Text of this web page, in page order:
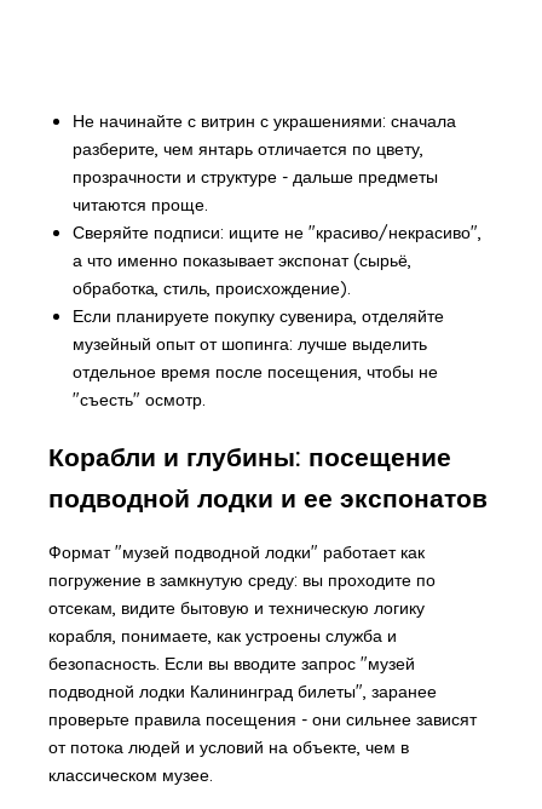
Не начинайте с витрин с украшениями: сначала
разберите, чем янтарь отличается по цвету,
прозрачности и структуре - дальше предметы
читаются проще.
Сверяйте подписи: ищите не "красиво/некрасиво",
а что именно показывает экспонат (сырьё,
обработка, стиль, происхождение).
Если планируете покупку сувенира, отделяйте
музейный опыт от шопинга: лучше выделить
отдельное время после посещения, чтобы не
"съесть" осмотр.
Корабли и глубины: посещение
подводной лодки и ее экспонатов
Формат "музей подводной лодки" работает как
погружение в замкнутую среду: вы проходите по
отсекам, видите бытовую и техническую логику
корабля, понимаете, как устроены служба и
безопасность. Если вы вводите запрос "музей
подводной лодки Калининград билеты", заранее
проверьте правила посещения - они сильнее зависят
от потока людей и условий на объекте, чем в
классическом музее.